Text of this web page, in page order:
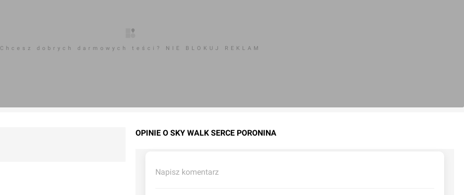
Chcesz dobrych darmowych teści? NIE BLOKUJ REKLAM
OPINIE O SKY WALK SERCE PORONINA
Napisz komentarz